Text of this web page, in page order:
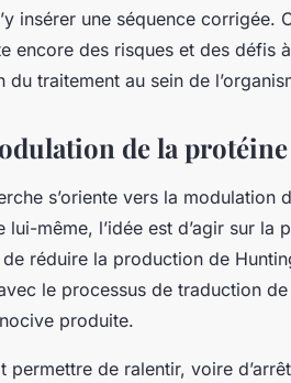
insérer une séquence corrigée.
encore des risques et des défis
traitement au sein de
de la
s’oriente vers la modulation
même, l’idée est d’agir sur la
réduire la production de
le processus de traduction de
produite.
permettre de ralentir, voire